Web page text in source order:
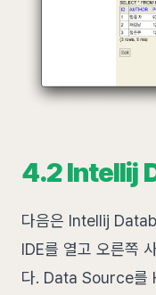
4.2 Intellij
다음은 Intellij
IDE를 열고 오른쪽
다. Data Source를